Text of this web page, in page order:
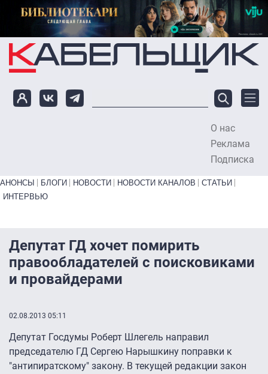
Перейти к основному содержанию
О нас
Реклама
Подписка
Primary links bottom
АНОНСЫ БЛОГИ НОВОСТИ НОВОСТИ КАНАЛОВ
СТАТЬИ
ИНТЕРВЬЮ
Депутат ГД хочет помирить
правообладателей с поисковиками
и провайдерами
02.08.2013 05:11
Депутат Госдумы Роберт Шлегель направил
председателю ГД Сергею Нарышкину поправки к
"антипиратскому" закону. В текущей редакции закон